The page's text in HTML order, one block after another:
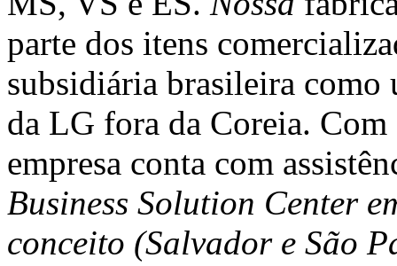
parte dos itens
subsidiária brasileira como
da LG fora da Coreia.
empresa conta com
Business Solution Center
conceito (Salvador e São